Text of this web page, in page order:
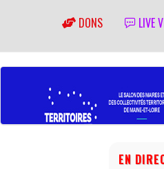
DONS LIVE
EN